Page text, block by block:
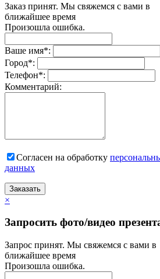
Заказ принят. Мы свяжемся с вами в
ближайшее время
Произошла ошибка.
Ваше имя*:
Город*:
Телефон*:
Комментарий:
Согласен на обработку
данных
Заказать
×
Запросить фото/видео
Запрос принят. Мы свяжемся с вами в
ближайшее время
Произошла ошибка.